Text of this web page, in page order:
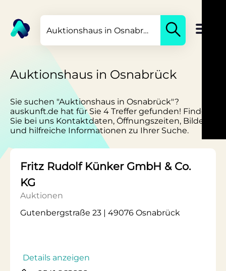
Auktionshaus in Osnabrück
Sie suchen "Auktionshaus in Osnabrück"?
auskunft.de hat für Sie 4 Treffer gefunden! Finden
Sie bei uns Kontaktdaten, Öffnungszeiten, Bilder
und hilfreiche Informationen zu Ihrer Suche.
Fritz Rudolf Künker GmbH & Co.
KG
Auktionen
Gutenbergstraße 23 | 49076 Osnabrück
Details anzeigen